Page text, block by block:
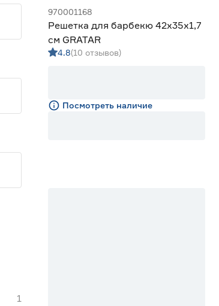
1
970001168
Решетка для барбекю 42х35х1,7
см GRATAR
4.8(10 отзывов)
Посмотреть наличие